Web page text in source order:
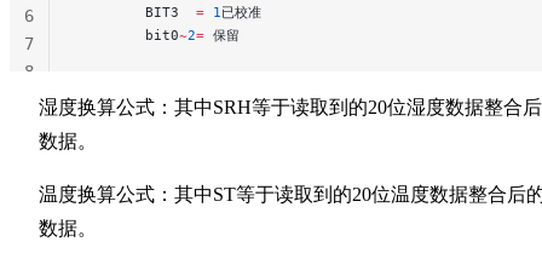
        BIT3
= 1 已校准
        bit0
~2= 保留
6
7
8
湿度换算公式：其中SRH等于读取到的20位湿度数据整合
数据。
温度换算公式：其中ST等于读取到的20位温度数据整合后
数据。